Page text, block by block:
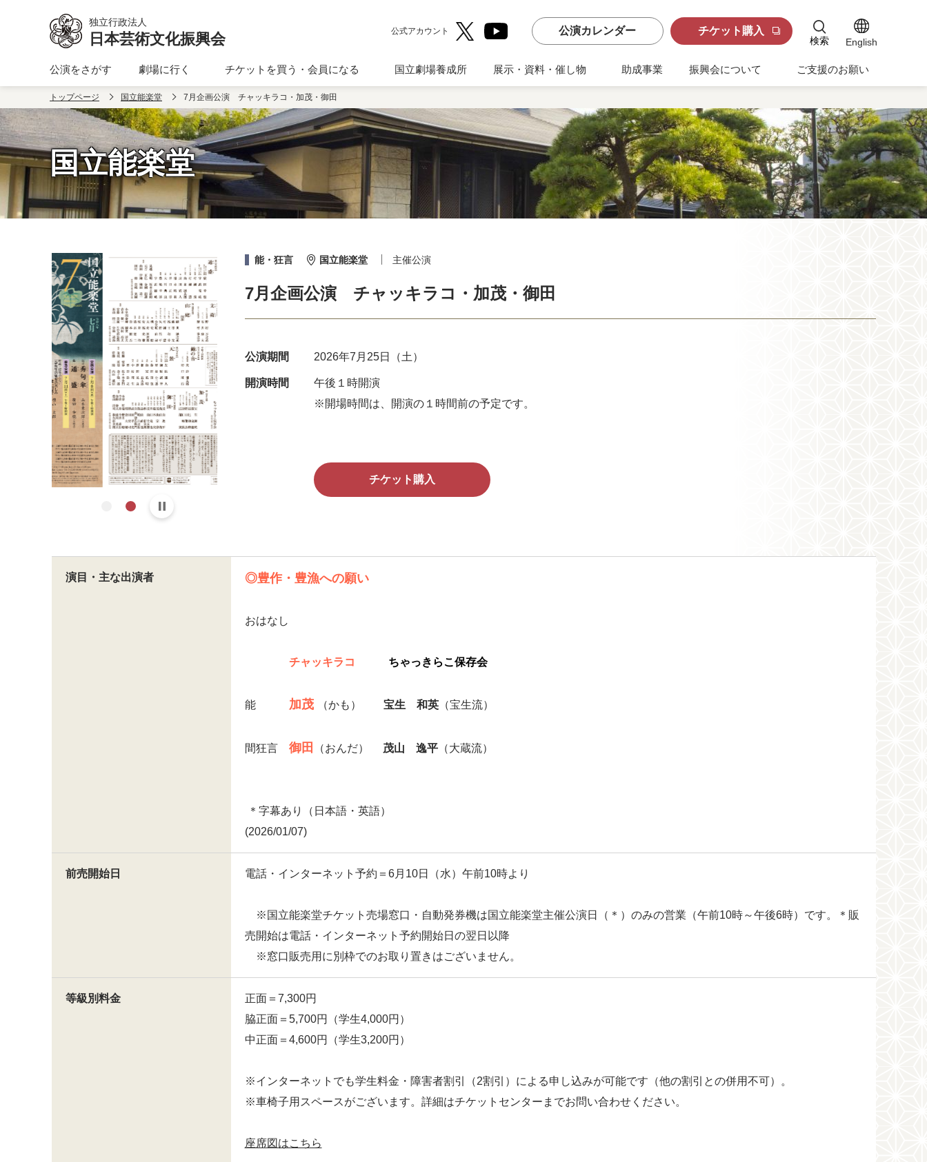
独立行政法人
日本芸術文化振興会 公式アカウント 公演カレンダー チケット購入
検索 English
公演をさがす 劇場に行く チケットを買う・会員になる 国立劇場養成所 展示・資料・催し物 助成事業 振興会について ご支援のお願い
トップページ 国立能楽堂 7月企画公演 チャッキラコ・加茂・御田
国立能楽堂
能・狂言 国立能楽堂 主催公演
7月企画公演 チャッキラコ・加茂・御田
公演期間 2026年7月25日（土）
開演時間
午後１時開演
※開場時間は、開演の１時間前の予定です。
チケット購入
演目・主な出演者 ◎豊作・豊漁への願い
おはなし
チャッキラコ ちゃっきらこ保存会
能 加茂 （かも） 宝生 和英（宝生流）
間狂言 御田 （おんだ） 茂山 逸平（大蔵流）
＊字幕あり（日本語・英語）
(2026/01/07)
前売開始日 電話・インターネット予約＝6月10日（水）午前10時より
※国立能楽堂チケット売場窓口・自動発券機は国立能楽堂主催公演日（＊）のみの営業（午前10時～午後6時）です。＊販
売開始は電話・インターネット予約開始日の翌日以降
※窓口販売用に別枠でのお取り置きはございません。
等級別料金
正面＝7,300円
脇正面＝5,700円（学生4,000円）
中正面＝4,600円（学生3,200円）
※インターネットでも学生料金・障害者割引（2割引）による申し込みが可能です（他の割引との併用不可）。
※車椅子用スペースがございます。詳細はチケットセンターまでお問い合わせください。
座席図はこちら